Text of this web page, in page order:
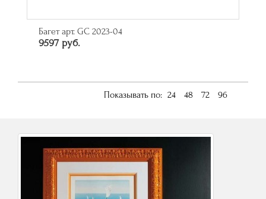
Багет арт. GC 2023-04
9597 руб.
Показывать по: 24 48 72 96